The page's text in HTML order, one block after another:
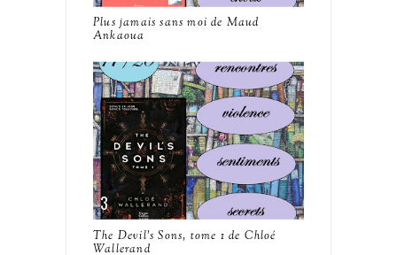
Plus jamais sans moi de Maud
Ankaoua
The Devil's Sons, tome 1 de Chloé
Wallerand